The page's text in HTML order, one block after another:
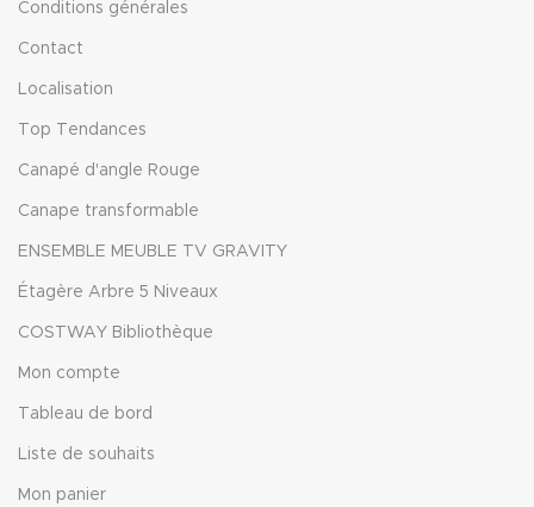
Conditions générales
Contact
Localisation
Top Tendances
Canapé d'angle Rouge
Canape transformable
ENSEMBLE MEUBLE TV GRAVITY
Étagère Arbre 5 Niveaux
COSTWAY Bibliothèque
Mon compte
Tableau de bord
Liste de souhaits
Mon panier